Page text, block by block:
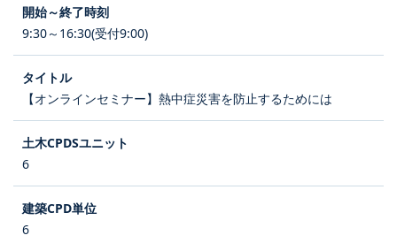
9:30～16:30(受付9:00)
【オンラインセミナー】熱中症災害を防止するためには
6
6